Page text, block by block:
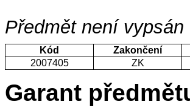
Předmět není vypsán
Kód Zakončení
2007405
ZK
Garant